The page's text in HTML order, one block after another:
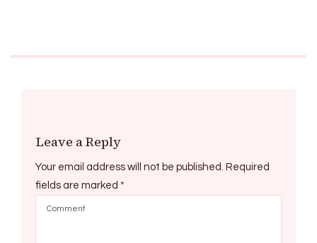
Leave a Reply
Your email address will not be published. Required
fields are marked *